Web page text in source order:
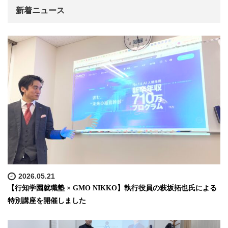
新着ニュース
2026.05.21
【行知学園就職塾 × GMO NIKKO】執行役員の萩坂拓也氏による
特別講座を開催しました